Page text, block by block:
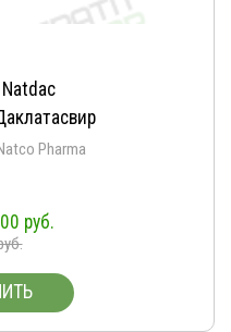
Pharma
руб.